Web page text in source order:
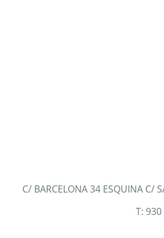
C/ BARCELONA 34 ESQUINA C/
T: